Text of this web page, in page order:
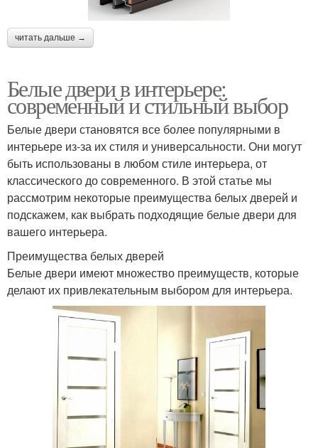
читать дальше →
Белые двери в интерьере:
современный и стильный выбор
Белые двери становятся все более популярными в
интерьере из-за их стиля и универсальности. Они могут
быть использованы в любом стиле интерьера, от
классического до современного. В этой статье мы
рассмотрим некоторые преимущества белых дверей и
подскажем, как выбрать подходящие белые двери для
вашего интерьера.
Преимущества белых дверей
Белые двери имеют множество преимуществ, которые
делают их привлекательным выбором для интерьера.